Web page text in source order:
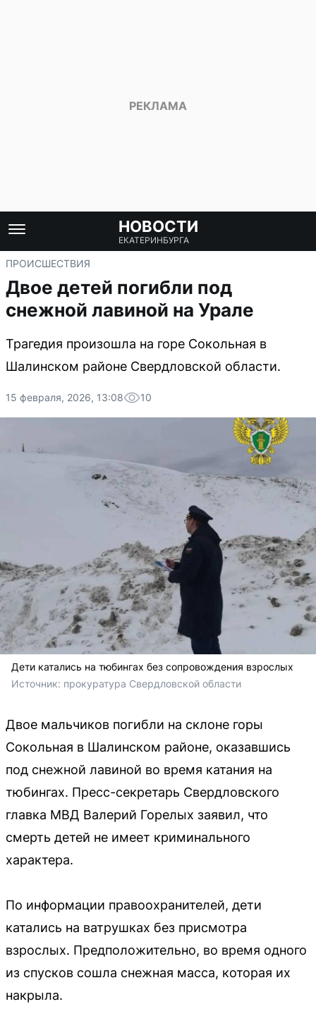
НОВОСТИ
ЕКАТЕРИНБУРГА
ПРОИСШЕСТВИЯ
Двое детей погибли под
снежной лавиной на Урале
Трагедия произошла на горе Сокольная в
Шалинском районе Свердловской области.
15 февраля, 2026, 13:08 10
Дети катались на тюбингах без сопровождения взрослых
Источник: прокуратура Свердловской области
Двое мальчиков погибли на склоне горы
Сокольная в Шалинском районе, оказавшись
под снежной лавиной во время катания на
тюбингах. Пресс-секретарь Свердловского
главка МВД Валерий Горелых заявил, что
смерть детей не имеет криминального
характера.
По информации правоохранителей, дети
катались на ватрушках без присмотра
взрослых. Предположительно, во время одного
из спусков сошла снежная масса, которая их
накрыла.